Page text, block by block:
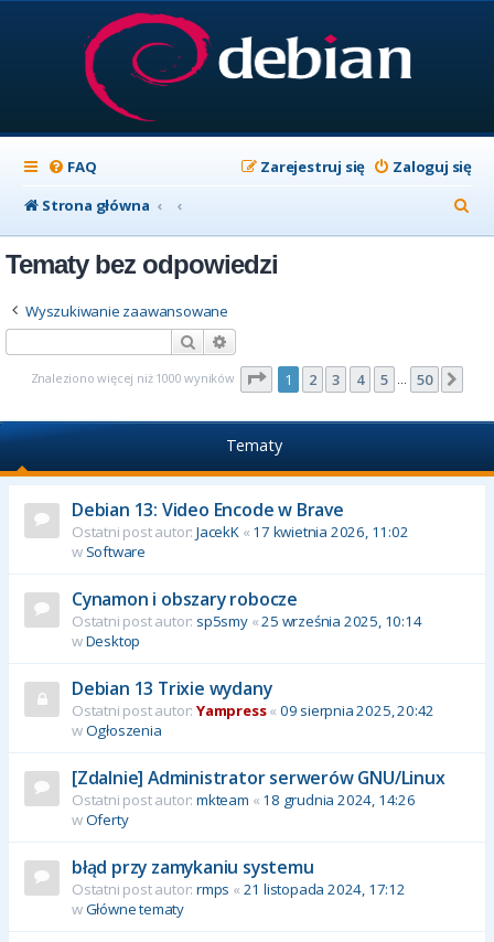
FAQ Zaloguj się
Zarejestruj się
Strona główna
z
Tematy bez odpowiedzi
Wyszukiwanie zaawansowane
Szukaj
Znaleziono więcej niż 1000 wyników Strona z50
1 2 3 4 5 … 50
Tematy
Debian 13: Video Encode w Brave
Ostatni post autor: JacekK« 17 kwietnia 2026, 11:02
w Software
Cynamon i obszary robocze
Ostatni post autor: sp5smy«25 września 2025, 10:14
wDesktop
Debian 13 Trixie wydany
Ostatni post autor: Yampress« 09 sierpnia 2025, 20:42
wOgłoszenia
[Zdalnie] Administrator serwerów GNU/Linux
Ostatni post autor: mkteam « 18 grudnia 2024, 14:26
wOferty
błąd przy zamykaniu systemu
Ostatni post autor: rmps « 21 listopada 2024, 17:12
wGłówne tematy